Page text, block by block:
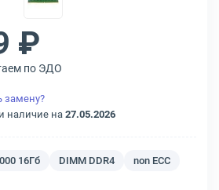
₽
по ЭДО
замену?
наличие на 27.05.2026
16Гб DIMM DDR4 non ECC